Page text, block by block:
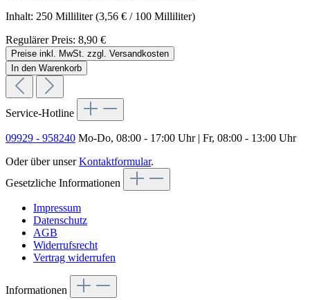
Inhalt: 250 Milliliter(3,56 € / 100 Milliliter)
Regulärer Preis: 8,90 €
Preise inkl. MwSt. zzgl. Versandkosten
In den Warenkorb
Service-Hotline
09929 - 958240 Mo-Do, 08:00 - 17:00 Uhr | Fr, 08:00 - 13:00 Uhr
Oder über unserKontaktformular.
Gesetzliche Informationen
Impressum
Datenschutz
AGB
Widerrufsrecht
Vertrag widerrufen
Informationen